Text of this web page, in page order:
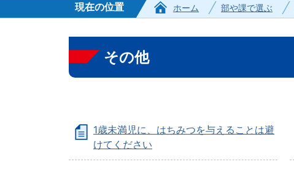
現在の位置 ホーム 部や課で選ぶ
その他
1歳未満児に、はちみつを与えることは避
けてください